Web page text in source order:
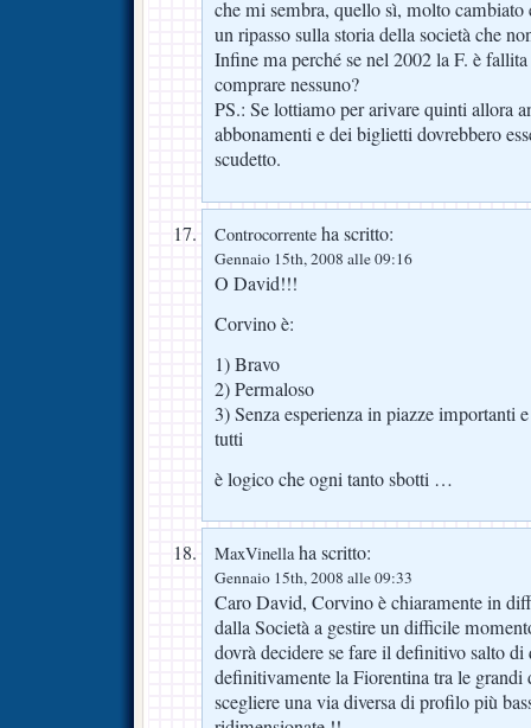
che mi sembra, quello sì, molto cambiato
un ripasso sulla storia della società che
Infine ma perché se nel 2002 la F. è
comprare nessuno?
PS.: Se lottiamo per arivare quinti allora
abbonamenti e dei biglietti dovrebbero
scudetto.
Controcorrente ha scritto:
Gennaio 15th, 2008 alle 09:16
O David!!!
Corvino è:
1) Bravo
2) Permaloso
3) Senza esperienza in piazze importanti
tutti
è logico che ogni tanto sbotti …
MaxVinellaha scritto:
Gennaio 15th, 2008 alle 09:33
Caro David, Corvino è chiaramente in
dalla Società a gestire un difficile
dovrà decidere se fare il definitivo salto di
definitivamente la Fiorentina tra le grandi
scegliere una via diversa di profilo più